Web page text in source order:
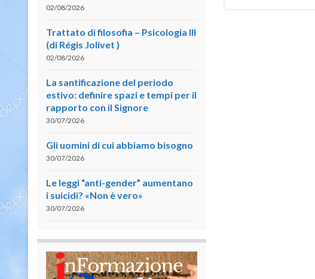
02/08/2026
Trattato di filosofia – Psicologia III
(di Régis Jolivet )
02/08/2026
La santificazione del periodo
estivo: definire spazi e tempi per il
rapporto con il Signore
30/07/2026
Gli uomini di cui abbiamo bisogno
30/07/2026
Le leggi “anti-gender” aumentano
i suicidi? «Non è vero»
30/07/2026